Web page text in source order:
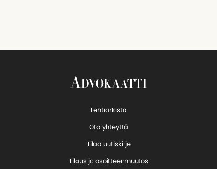
Lehtiarkisto
Ota yhteyttä
Tilaa uutiskirje
Tilaus ja osoitteenmuutos